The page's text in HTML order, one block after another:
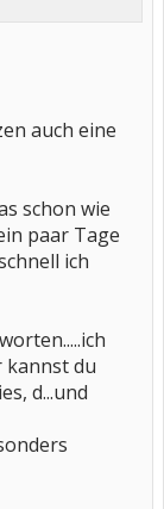
auch eine
schon wie
paar Tage
ich
kannst du
d...und